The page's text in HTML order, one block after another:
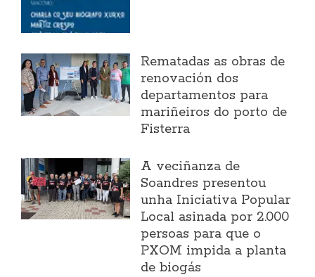
Rematadas as obras de
renovación dos
departamentos para
mariñeiros do porto de
Fisterra
A veciñanza de
Soandres presentou
unha Iniciativa Popular
Local asinada por 2.000
persoas para que o
PXOM impida a planta
de biogás